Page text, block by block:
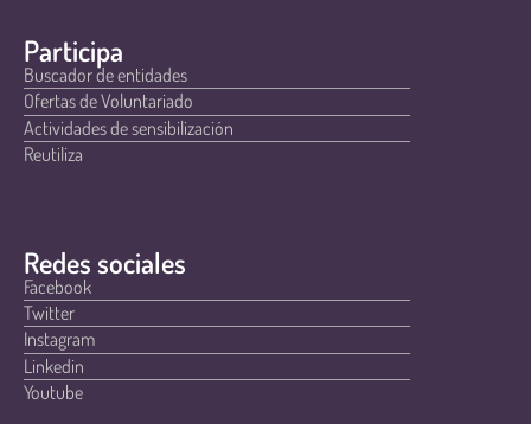
Participa
Buscador de entidades
Ofertas de Voluntariado
Actividades de sensibilización
Reutiliza
Redes sociales
Facebook
Twitter
Instagram
Linkedin
Youtube